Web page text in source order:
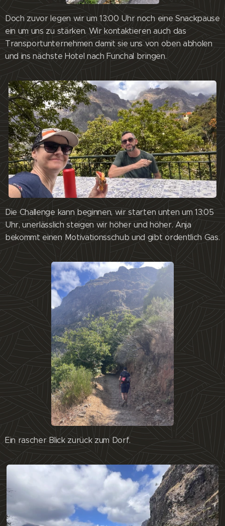
Doch zuvor legen wir um 13:00 Uhr noch eine Snackpause
ein um uns zu stärken. Wir kontaktieren auch das
Transportunternehmen damit sie uns von oben abholen
und ins nächste Hotel nach Funchal bringen.
Die Challenge kann beginnen, wir starten unten um 13:05
Uhr, unerlässlich steigen wir höher und höher. Anja
bekommt einen Motivationsschub und gibt ordentlich Gas.
Ein rascher Blick zurück zum Dorf.